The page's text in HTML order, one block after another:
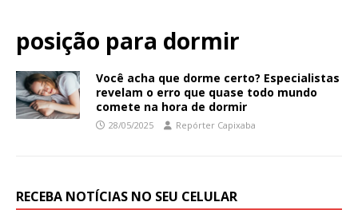
posição para dormir
Você acha que dorme certo? Especialistas
revelam o erro que quase todo mundo
comete na hora de dormir
28/05/2025 Repórter Capixaba
RECEBA NOTÍCIAS NO SEU CELULAR